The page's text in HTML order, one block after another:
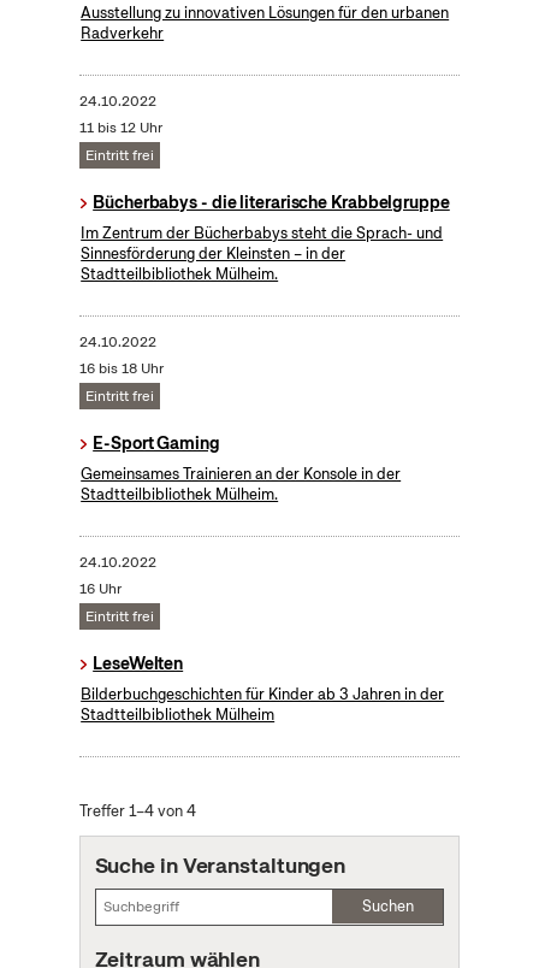
Ausstellung zu innovativen Lösungen für den urbanen
Radverkehr
24.10.2022
11 bis 12 Uhr
Eintritt frei
Bücherbabys - die literarische Krabbelgruppe
Im Zentrum der Bücherbabys steht die Sprach- und
Sinnesförderung der Kleinsten – in der
Stadtteilbibliothek Mülheim.
24.10.2022
16 bis 18 Uhr
Eintritt frei
E-Sport Gaming
Gemeinsames Trainieren an der Konsole in der
Stadtteilbibliothek Mülheim.
24.10.2022
16 Uhr
Eintritt frei
LeseWelten
Bilderbuchgeschichten für Kinder ab 3 Jahren in der
Stadtteilbibliothek Mülheim
Treffer 1–4 von 4
Suche in Veranstaltungen
Suchen
Zeitraum wählen